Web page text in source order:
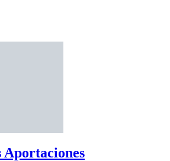
Aportaciones